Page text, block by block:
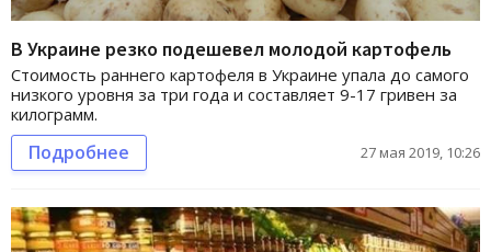
В Украине резко подешевел молодой картофель
Стоимость раннего картофеля в Украине упала до самого
низкого уровня за три года и составляет 9-17 гривен за
килограмм.
Подробнее 27 мая 2019, 10:26